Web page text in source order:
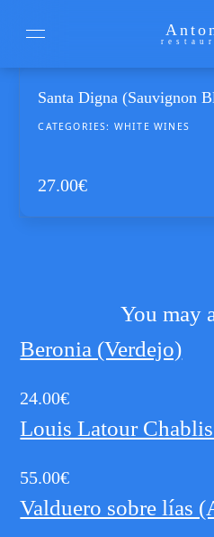
Santa Digna (Sauvignon
CATEGORIES: WHITE WINES
27.00€
You may
Beronia (Verdejo)
24.00€
Louis Latour
55.00€
Valduero sobre lías